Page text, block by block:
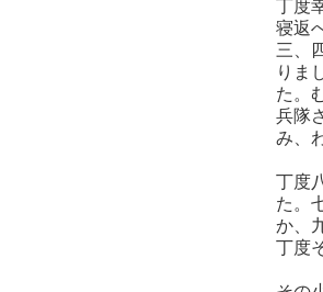
丁度
寝返
三、
りま
た。
兵隊
み、
丁度
た。
か、
丁度